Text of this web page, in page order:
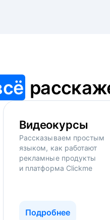
Видеокурсы
Рассказываем простым
языком, как работают
рекламные продукты
и платформа Clickme
Подробнее